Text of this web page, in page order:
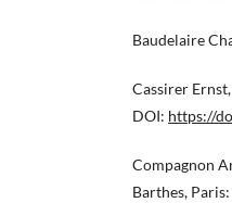
Baudelaire
Cassirer
DOI: https://
Compagnon
Barthes,